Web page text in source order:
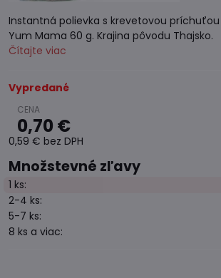
Instantná polievka s krevetovou
Yum Mama 60 g. Krajina pôvodu Thajsko.
Čítajte viac
Vypredané
0,70 €
0,59 € bez DPH
Množstevné zľavy
1 ks:
2-4 ks:
5-7 ks:
8 ks a viac: